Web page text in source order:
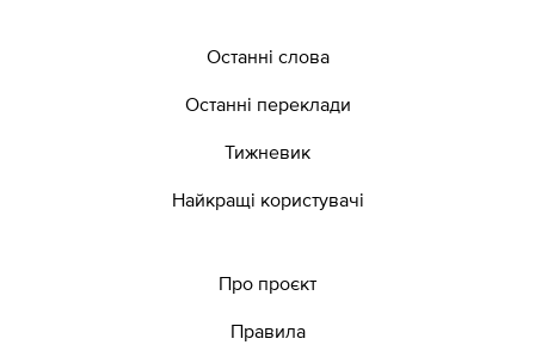
Останні слова
Останні переклади
Тижневик
Найкращі користувачі
Про проєкт
Правила